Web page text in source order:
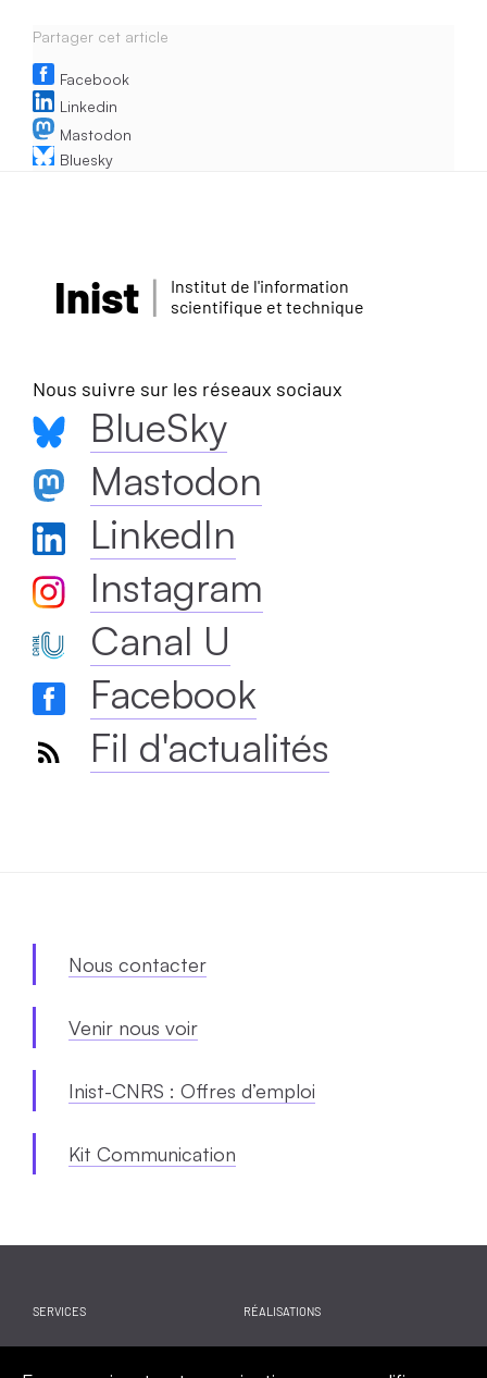
Partager cet article
Facebook
Linkedin
Mastodon
Bluesky
Inist
Institut de l'information
scientifique et technique
Nous suivre sur les réseaux sociaux
BlueSky
Mastodon
LinkedIn
Instagram
Canal U
Facebook
Fil d'actualités
Nous contacter
Venir nous voir
Inist-CNRS : Offres d’emploi
Kit Communication
SERVICES RÉALISATIONS